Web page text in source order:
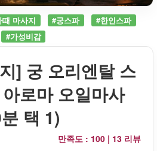
때 마사지 #궁스파
#한인스파
#가성비갑
] 궁 오리엔탈 스
로마 오일마사
택 1)
만족도 : 100 | 13 리뷰